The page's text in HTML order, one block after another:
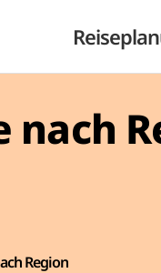
nach
Region